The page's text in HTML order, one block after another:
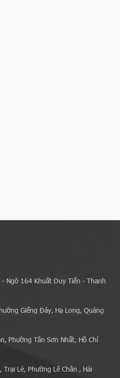
Ngõ 164 Khuất Duy Tiến - Thanh
Giếng Đáy, Hạ Long, Quảng
Phường Tân Sơn Nhất, Hồ Chí
Lẻ, Phường Lê Chân , Hải